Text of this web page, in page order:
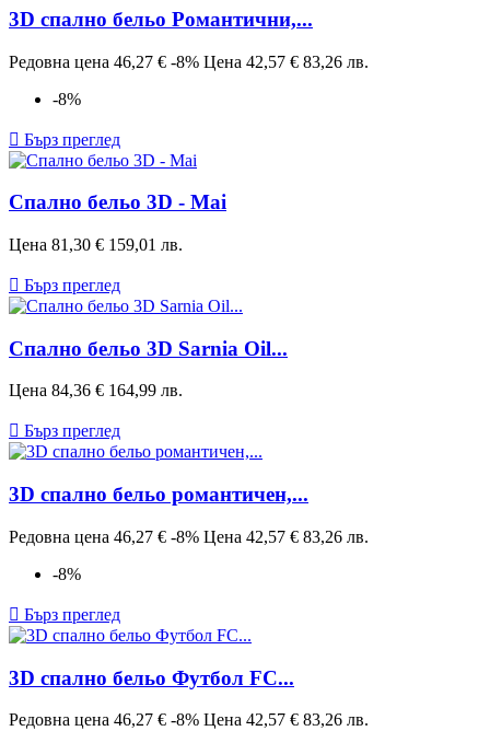
3D спално бельо Романтични,...
Редовна цена 46,27 € -8% Цена 42,57 € 83,26 лв.
-8%
 Бърз преглед
Спално бельо 3D - Mai
Цена 81,30 € 159,01 лв.
 Бърз преглед
Спално бельо 3D Sarnia Oil...
Цена 84,36 € 164,99 лв.
 Бърз преглед
3D спално бельо романтичeн,...
Редовна цена 46,27 € -8% Цена 42,57 € 83,26 лв.
-8%
 Бърз преглед
3D спално бельо Футбол FC...
Редовна цена 46,27 € -8% Цена 42,57 € 83,26 лв.